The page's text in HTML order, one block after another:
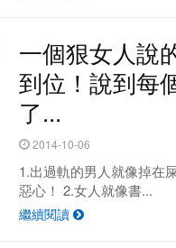
一個狠女人說
到位！說到每
了...
2014-10-06
1.出過軌的男人就像掉在
惡心！ 2.女人就像書...
繼續閱讀